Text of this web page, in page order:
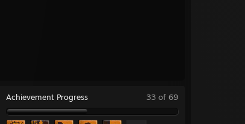
Achievement Progress 33 of 69